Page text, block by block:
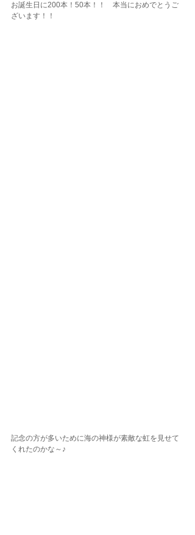
お誕生日に200本！50本！！　本当におめでとうご
ざいます！！
記念の方が多いために海の神様が素敵な虹を見せて
くれたのかな～♪